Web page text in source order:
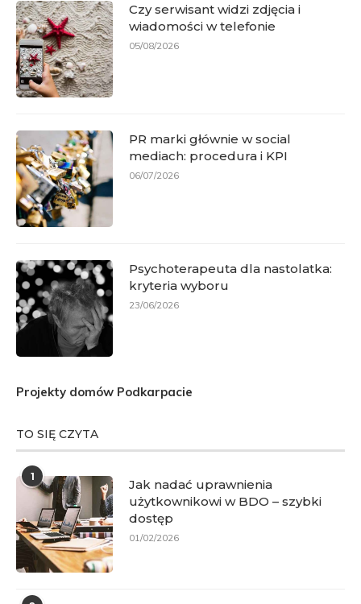
Czy serwisant widzi zdjęcia i
wiadomości w telefonie
05/08/2026
PR marki głównie w social
mediach: procedura i KPI
06/07/2026
Psychoterapeuta dla nastolatka:
kryteria wyboru
23/06/2026
Projekty domów Podkarpacie
TO SIĘ CZYTA
1
Jak nadać uprawnienia
użytkownikowi w BDO – szybki
dostęp
01/02/2026